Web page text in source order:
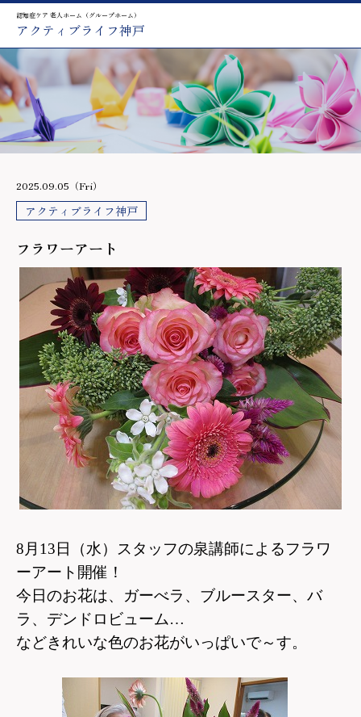
認知症ケア 老人ホーム（グループホーム）
アクティブライフ神戸
2025.09.05（Fri）
アクティブライフ神戸
フラワーアート
8月13日（水）スタッフの泉講師によるフラワ
ーアート開催！
今日のお花は、ガーべラ、ブルースター、バ
ラ、デンドロビューム…
などきれいな色のお花がいっぱいで～す。